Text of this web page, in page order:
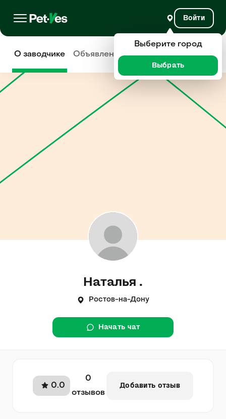
Войти
О заводчике Объявления Отзывы
Наталья .
Ростов-на-Дону
Начать чат
0.0
0
отзывов
Добавить отзыв
Выберите город
Выбрать